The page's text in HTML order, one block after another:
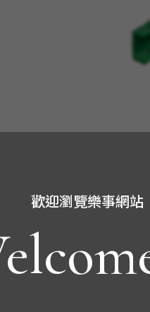
此可降低二氧化碳及溫室氣
歡迎瀏覽樂事網站